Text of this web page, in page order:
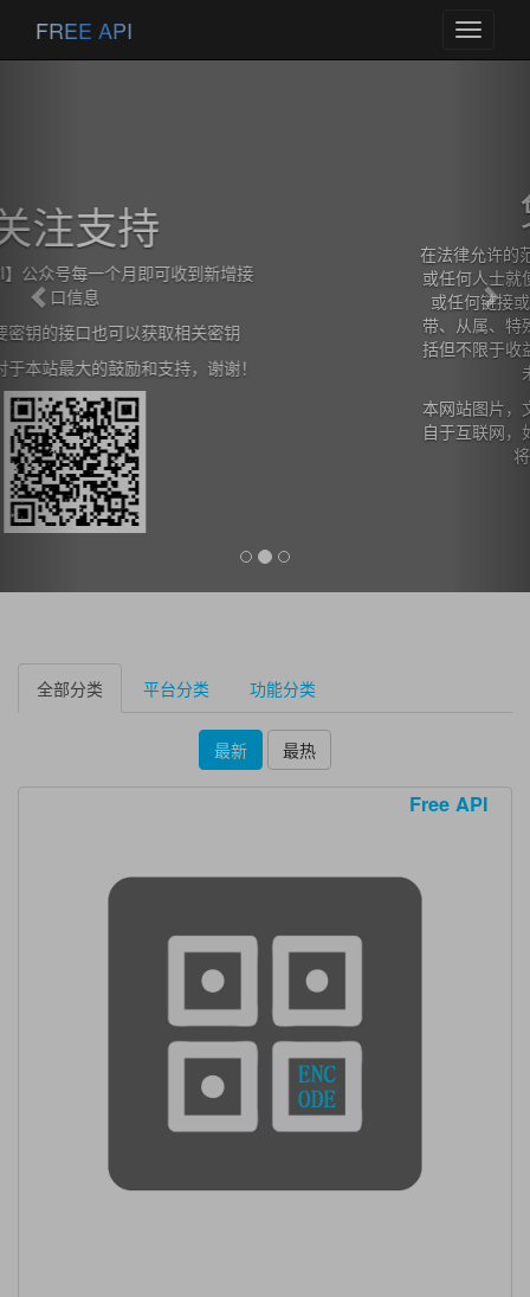
Toggle
FREE API
在法律允许的范围内，本网站在此声明,不承担用户
或任何人士就使用或未能使用本网站所提供的信息
或任何链接或项目所引致的任何直接、间接、附
带、从属、特殊、惩罚性或惩戒性的损害赔偿（包
括但不限于收益、预期利润的损失或失去的业务、
未实现预期的节省）。
本网站图片，文字，接口信息之类版权申明，皆来
自于互联网，如果侵犯，请及时通知我们，本网站
Previous
全部分类 平台分类 功能分类
最新 最热
Free API